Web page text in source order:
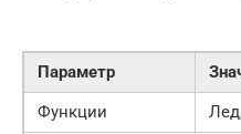
Параметр
Функции